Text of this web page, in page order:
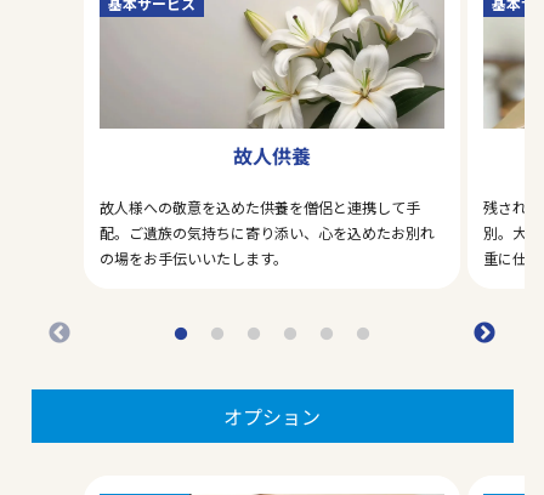
故人供養
故人様への敬意を込めた供養を僧侶と連携して手
配。ご遺族の気持ちに寄り添い、心を込めたお別れ
の場をお手伝いいたします。
残され
別。大
重に仕
オプション